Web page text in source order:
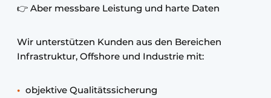
👉 Aber messbare Leistung und harte Daten
Wir unterstützen Kunden aus den Bereichen
Infrastruktur, Offshore und Industrie mit:
objektive Qualitätssicherung